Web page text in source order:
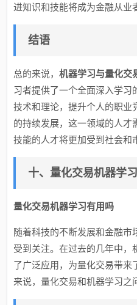
进知识和技能将成为金融从业
结语
总的来说，机器学习与量化交
习者提供了一个全面深入学习
技术和理论，提升个人的职业
的持续发展，这一领域的人才
技能的人才将更加受到社会和
十、量化交易机器学
量化交易机器学习有用吗
随着科技的不断发展和金融
受到关注。在过去的几年中，
了广泛应用，为量化交易带来
来说，量化交易和机器学习之